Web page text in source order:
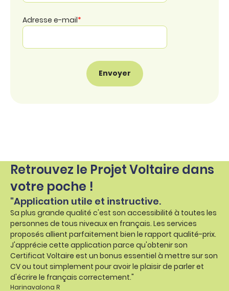
Adresse e-mail*
Retrouvez le Projet Voltaire dans
votre poche !
"Application utile et instructive.
Sa plus grande qualité c'est son accessibilité à toutes les
personnes de tous niveaux en français. Les services
proposés allient parfaitement bien le rapport qualité-prix.
J'apprécie cette application parce qu'obtenir son
Certificat Voltaire est un bonus essentiel à mettre sur son
CV ou tout simplement pour avoir le plaisir de parler et
d'écrire le français correctement."
Harinavalona R